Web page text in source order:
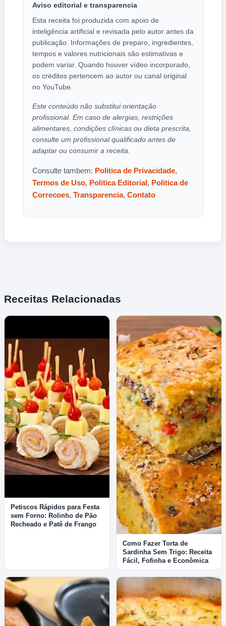
Aviso editorial e transparencia
Esta receita foi produzida com apoio de
inteligência artificial e revisada pelo autor antes da
publicação. Informações de preparo, ingredientes,
tempos e valores nutricionais são estimativas e
podem variar. Quando houver vídeo incorporado,
os créditos pertencem ao autor ou canal original
no YouTube.
Este conteúdo não substitui orientação
profissional. Em caso de alergias, restrições
alimentares, condições clínicas ou dieta prescrita,
consulte um profissional qualificado antes de
adaptar ou consumir a receita.
Consulte tambem: Politica de Privacidade,
Termos de Uso, Politica Editorial, Politica de
Correcoes, Transparencia, Contato
Receitas Relacionadas
Petiscos Rápidos para Festa
sem Forno: Rolinho de Pão
Recheado e Patê de Frango
Como Fazer Torta de
Sardinha Sem Trigo: Receita
Fácil, Fofinha e Econômica